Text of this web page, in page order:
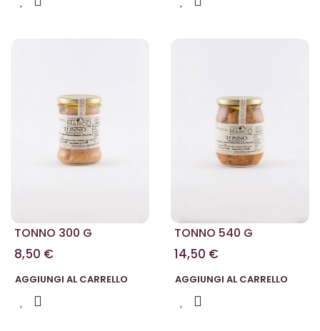
TONNO 300 G
8,50 €
AGGIUNGI AL CARRELLO
TONNO 540 G
14,50 €
AGGIUNGI AL CARRELLO